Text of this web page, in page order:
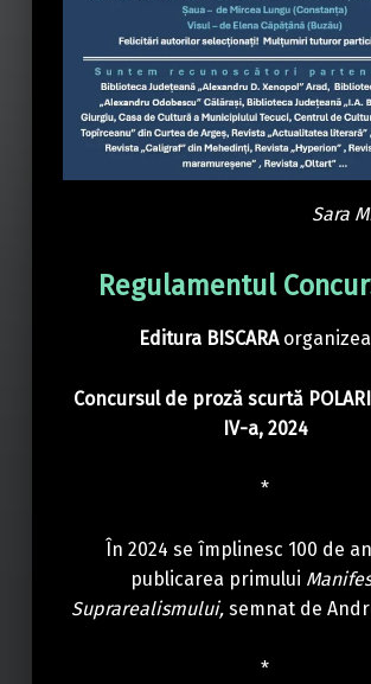
Sara
Regulamentul
Editura BISCARA
Concursul de proză scurtă
IV-a, 2024
*
În 2024 se împlinesc 100 de
publicarea primului
Suprarealismului, semnat de
*